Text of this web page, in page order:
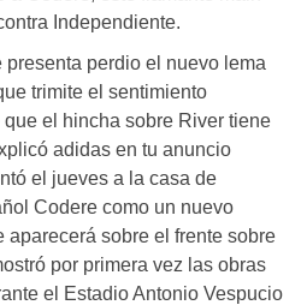
Independiente.
perdio el nuevo lema
trimite el sentimiento
el hincha sobre River tiene
adidas en tu anuncio
el jueves a la casa de
Codere como un nuevo
aparecerá sobre el frente sobre
por primera vez las obras
el Estadio Antonio Vespucio